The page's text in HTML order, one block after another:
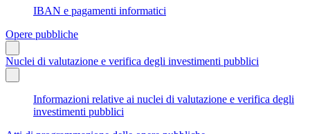
IBAN e pagamenti informatici
Opere pubbliche
Nuclei di valutazione e verifica degli investimenti pubblici
Informazioni relative ai nuclei di valutazione e verifica degli
investimenti pubblici